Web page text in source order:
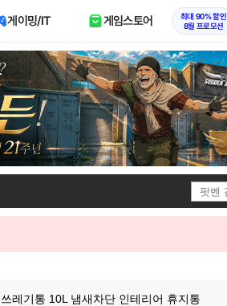
게이밍/IT 게임스토어
최대 90% 할인
8월 프로모션
레기통 10L 냄새차단 인테리어 휴지통